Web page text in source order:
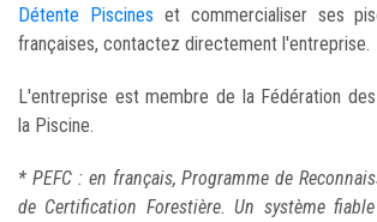
Détente Piscines et commercialiser ses
françaises, contactez directement l'entreprise.
L'entreprise est membre de la Fédération
la Piscine.
* PEFC : en français, Programme de
de Certification Forestière. Un système